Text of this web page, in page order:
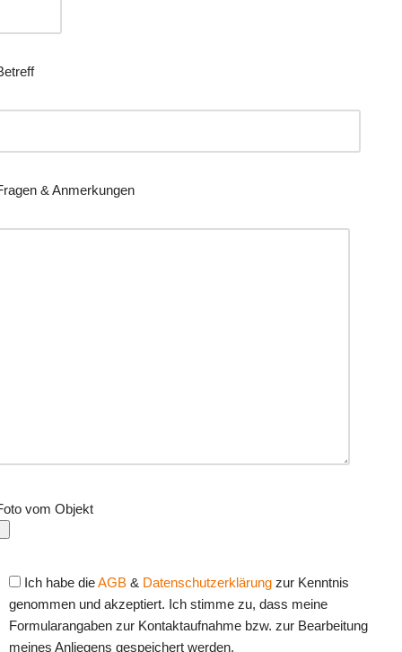
& Anmerkungen
vom Objekt
Ich habe dieAGB & Datenschutzerklärung zur Kenntnis
genommen und akzeptiert. Ich stimme zu, dass meine
Formularangaben zur Kontaktaufnahme bzw. zur Bearbeitung
meines Anliegens gespeichert werden.